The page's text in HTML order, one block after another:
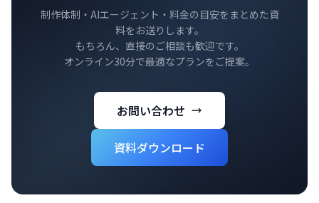
制作体制・AIエージェント・料金の目安をまとめた資
料をお送りします。
もちろん、直接のご相談も歓迎です。
オンライン30分で最適なプランをご提案。
お問い合わせ
資料ダウンロード